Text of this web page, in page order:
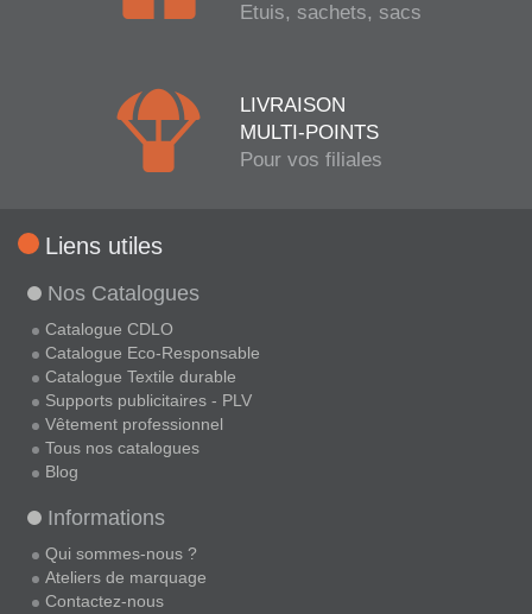
Etuis, sachets, sacs
LIVRAISON
MULTI-POINTS
Pour vos filiales
Liens utiles
Nos Catalogues
Catalogue CDLO
Catalogue Eco-Responsable
Catalogue Textile durable
Supports publicitaires - PLV
Vêtement professionnel
Tous nos catalogues
Blog
Informations
Qui sommes-nous ?
Ateliers de marquage
Contactez-nous